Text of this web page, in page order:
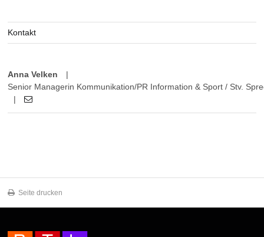
Kontakt
Anna Velken
|
Senior Managerin Kommunikation/PR Information & Sport / Stv.
|
Seite drucken